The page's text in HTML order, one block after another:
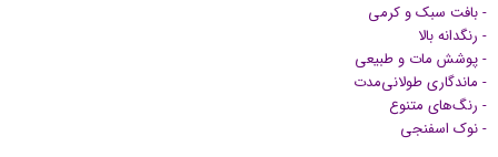
- بافت سبک و کرمی
- رنگدانه بالا
- پوشش مات و طبیعی
- ماندگاری طولانی‌مدت
- رنگ‌های متنوع
- نوک اسفنجی